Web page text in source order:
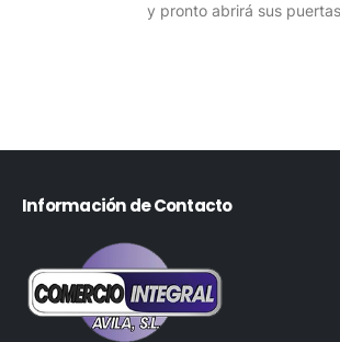
y pronto abrirá sus
Información de Contacto